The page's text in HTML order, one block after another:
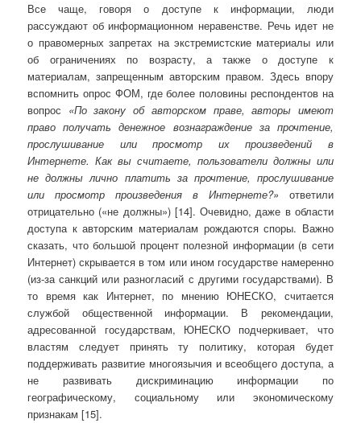
Все чаще, говоря о доступе к информации, люди
рассуждают об информационном неравенстве. Речь идет не
о правомерных запретах на экстремистские материалы или
об ограничениях по возрасту, а также о доступе к
материалам, запрещенным авторским правом. Здесь впору
вспомнить опрос ФОМ, где более половины респондентов на
вопрос «По закону об авторском праве, авторы имеют
право получать денежное вознаграждение за прочтение,
прослушивание или просмотр их произведений в
Интернете. Как вы считаете, пользователи должны или
не должны лично платить за прочтение, прослушивание
или просмотр произведения в Интернете?» ответили
отрицательно («не должны») [14]. Очевидно, даже в области
доступа к авторским материалам рождаются споры. Важно
сказать, что большой процент полезной информации (в сети
Интернет) скрывается в том или ином государстве намеренно
(из-за санкций или разногласий с другими государствами). В
то время как Интернет, по мнению ЮНЕСКО, считается
службой общественной информации. В рекомендации,
адресованной государствам, ЮНЕСКО подчеркивает, что
властям следует принять ту политику, которая будет
поддерживать развитие многоязычия и всеобщего доступа, а
не развивать дискриминацию информации по
географическому, социальному или экономическому
признакам [15].